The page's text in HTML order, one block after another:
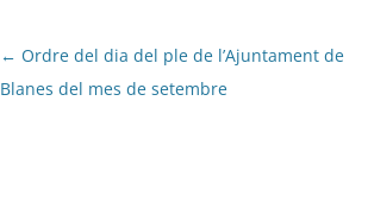
Navegació
per
← Ordre del dia del ple de l’Ajuntament de
Blanes del mes de setembre